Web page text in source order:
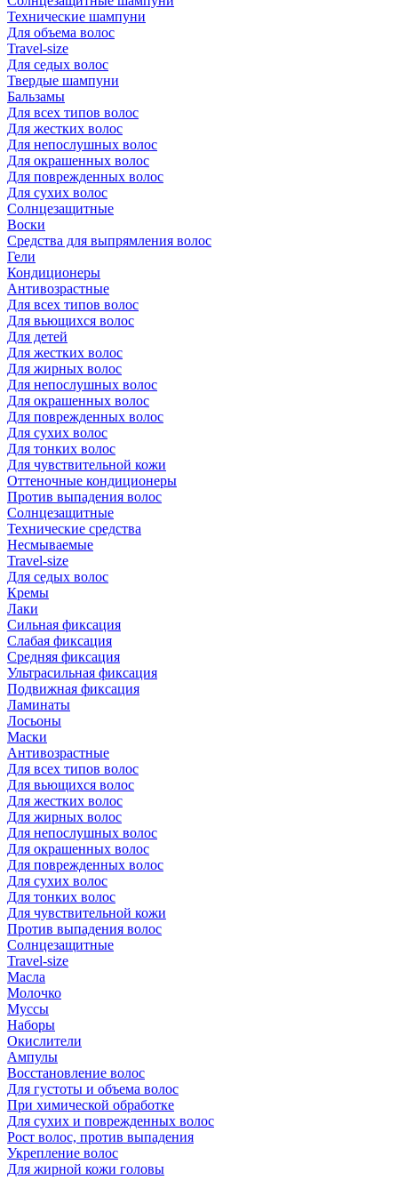
Технические шампуни
Для объема волос
Travel-size
Для седых волос
Твердые шампуни
Бальзамы
Для всех типов волос
Для жестких волос
Для непослушных волос
Для окрашенных волос
Для поврежденных волос
Для сухих волос
Солнцезащитные
Воски
Средства для выпрямления волос
Гели
Кондиционеры
Антивозрастные
Для всех типов волос
Для вьющихся волос
Для детей
Для жестких волос
Для жирных волос
Для непослушных волос
Для окрашенных волос
Для поврежденных волос
Для сухих волос
Для тонких волос
Для чувствительной кожи
Оттеночные кондиционеры
Против выпадения волос
Солнцезащитные
Технические средства
Несмываемые
Travel-size
Для седых волос
Кремы
Лаки
Сильная фиксация
Слабая фиксация
Средняя фиксация
Ультрасильная фиксация
Подвижная фиксация
Ламинаты
Лосьоны
Маски
Антивозрастные
Для всех типов волос
Для вьющихся волос
Для жестких волос
Для жирных волос
Для непослушных волос
Для окрашенных волос
Для поврежденных волос
Для сухих волос
Для тонких волос
Для чувствительной кожи
Против выпадения волос
Солнцезащитные
Travel-size
Масла
Молочко
Муссы
Наборы
Окислители
Ампулы
Восстановление волос
Для густоты и объема волос
При химической обработке
Для сухих и поврежденных волос
Рост волос, против выпадения
Укрепление волос
Для жирной кожи головы